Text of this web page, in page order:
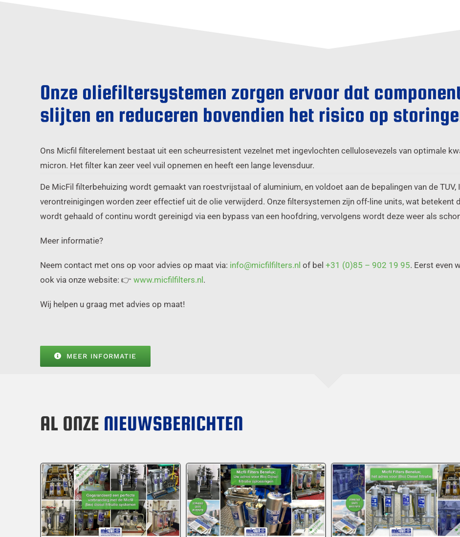
Onze oliefiltersystemen zorgen ervoor dat
slijten en reduceren bovendien het risico op
Ons Micfil filterelement bestaat uit een scheurresistent vezelnet met ingevlochten cellulosevezels van optimale
micron. Het filter kan zeer veel vuil opnemen en heeft een lange levensduur.
De MicFil filterbehuizing wordt gemaakt van roestvrijstaal of aluminium, en voldoet aan de bepalingen van de TUV,
verontreinigingen worden zeer effectief uit de olie verwijderd. Onze filtersystemen zijn off-line units, wat betekent
wordt gehaald of continu wordt gereinigd via een bypass van een hoofdring, vervolgens wordt deze weer als
Meer informatie?
Neem contact met ons op voor advies op maat via: info@micfilfilters.nl of bel +31 (0)85 – 902 19 95. Eerst even
ook via onze website: 👉 www.micfilfilters.nl.
Wij helpen u graag met advies op maat!
MEER INFORMATIE
AL ONZE NIEUWSBERICHTEN